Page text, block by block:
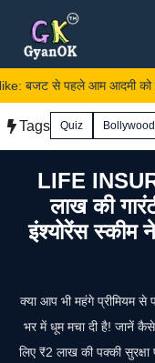
content
बजट से पहले आम आदमी को
Tags Quiz Bollywood
LIFE
लाख की
इंश्योरेंस स्कीम
क्या आप भी महंगे प्रीमियम
भर में धूम मचा दी है! जानें
लिए ₹2 लाख की पक्की